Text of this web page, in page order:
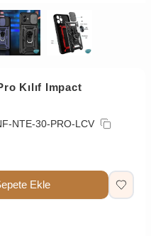
Kılıf Impact
NTE-30-PRO-LCV
Ekle